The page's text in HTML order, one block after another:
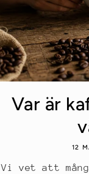
Var är
12
Vi vet att